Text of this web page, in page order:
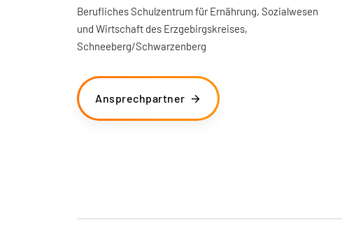
Berufliches Schulzentrum für Ernährung, Sozialwesen
und Wirtschaft des Erzgebirgskreises,
Schneeberg/Schwarzenberg
Ansprechpartner